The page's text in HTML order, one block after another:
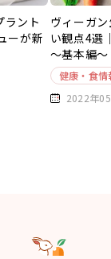
ラント
ーが新
ヴィーガ
い観点4選
～基本編～
健康・食情
2022年